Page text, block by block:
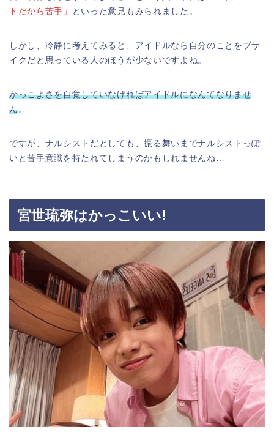
トだから苦手」
といった意見もみられました。
しかし、冷静に考えてみると、アイドルなら自分のことをブサ
イクだと思っている人のほうが少ないですよね。
かっこよさを自覚していなければアイドルになんてなりませ
ん。
ですが、ナルシストだとしても、振る舞いまでナルシストっぽ
いと苦手意識を持たれてしまうのかもしれませんね…
宮世琉弥はかっこいい!